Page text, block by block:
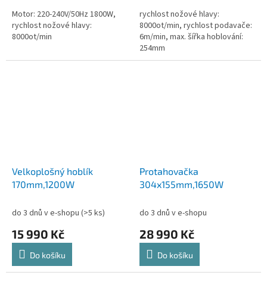
Motor: 220-240V/50Hz 1800W,
rychlost nožové hlavy:
8000ot/min
rychlost nožové hlavy:
8000ot/min, rychlost podavače:
6m/min, max. šířka hoblování:
254mm
Velkoplošný hoblík
170mm,1200W
do 3 dnů v e-shopu (>5 ks)
15 990 Kč
Do košíku
Protahovačka
304x155mm,1650W
do 3 dnů v e-shopu
28 990 Kč
Do košíku